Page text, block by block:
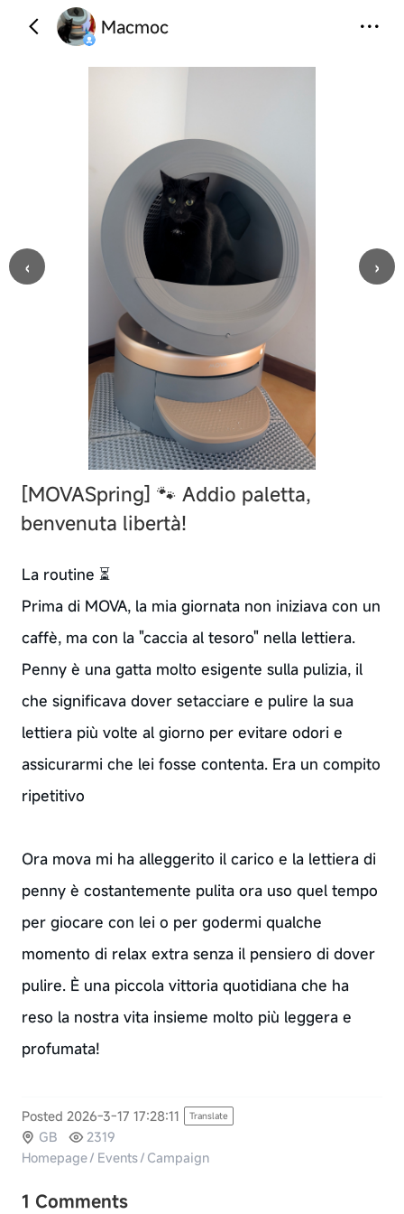
Macmoc
‹ ›
[MOVASpring] 🐾 Addio paletta,
benvenuta libertà!
La routine ⏳
Prima di MOVA, la mia giornata non iniziava con un
caffè, ma con la "caccia al tesoro" nella lettiera.
Penny è una gatta molto esigente sulla pulizia, il
che significava dover setacciare e pulire la sua
lettiera più volte al giorno per evitare odori e
assicurarmi che lei fosse contenta. Era un compito
ripetitivo
Ora mova mi ha alleggerito il carico e la lettiera di
penny è costantemente pulita ora uso quel tempo
per giocare con lei o per godermi qualche
momento di relax extra senza il pensiero di dover
pulire. È una piccola vittoria quotidiana che ha
reso la nostra vita insieme molto più leggera e
profumata!
Posted 2026-3-17 17:28:11 Translate
GB
2319
Homepage/ Events/ Campaign
1 Comments